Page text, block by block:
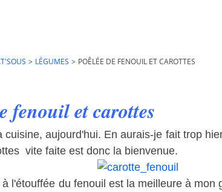
> LÉGUMES > POÊLÉE DE FENOUIL ET CAROTTES
fenouil et carottes
cuisine, aujourd'hui. En aurais-je fait trop
vite faite est donc la bienvenue.
l'étouffée du fenouil est la meilleure à mon